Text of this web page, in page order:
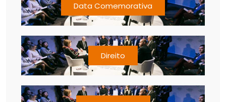
Data Comemorativa
Direito